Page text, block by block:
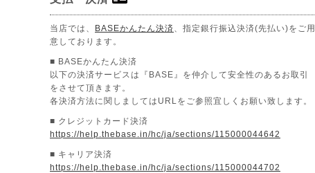
当店では、 BASEかんたん決済 、指定銀行振込決済(先払い)をご用
意しております。
■ BASEかんたん決済
以下の決済サービスは『BASE』を仲介して安全性のあるお取引
をさせて頂きます。
各決済方法に関しましてはURLをご参照宜しくお願い致します。
■ クレジットカード決済
https://help.thebase.in/hc/ja/sections/115000044642
■ キャリア決済
https://help.thebase.in/hc/ja/sections/115000044702